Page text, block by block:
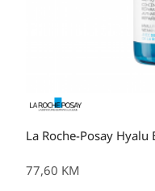
La Roche-Posay Hyalu
77,60 KM